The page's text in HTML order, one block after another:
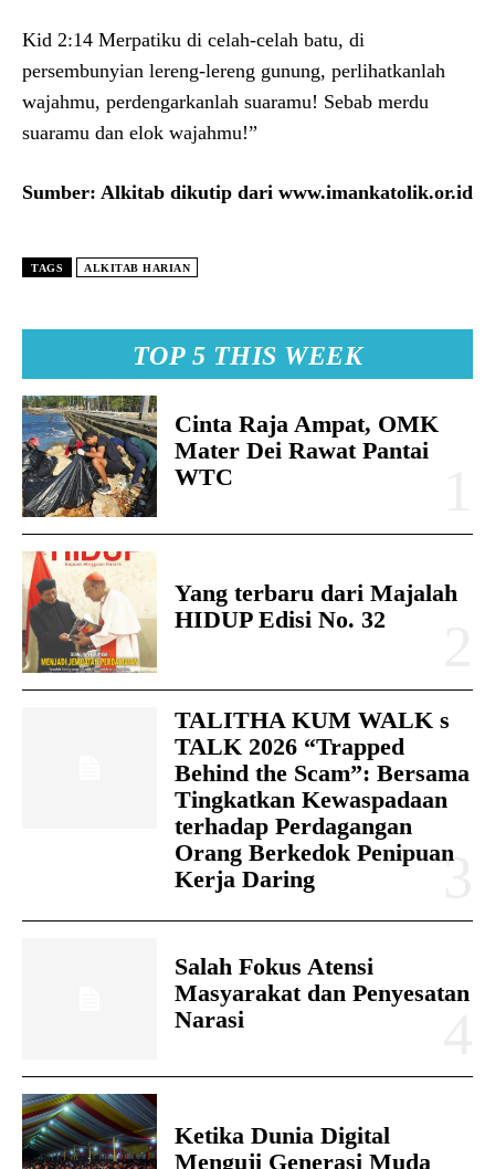
TOP 5 THIS WEEK
Cinta Raja Ampat, OMK
Mater Dei Rawat Pantai
WTC
Yang terbaru dari Majalah
HIDUP Edisi No. 32
TALITHA KUM WALK s
TALK 2026 “Trapped
Behind the Scam”: Bersama
Tingkatkan Kewaspadaan
terhadap Perdagangan
Orang Berkedok Penipuan
Kerja Daring
Salah Fokus Atensi
Masyarakat dan Penyesatan
Narasi
Ketika Dunia Digital
Menguji Generasi Muda
Kid 2:14 Merpatiku di celah-celah batu, di
persembunyian lereng-lereng gunung, perlihatkanlah
wajahmu, perdengarkanlah suaramu! Sebab merdu
suaramu dan elok wajahmu!”
Sumber: Alkitab dikutip dari www.imankatolik.or.id
TAGS ALKITAB HARIAN